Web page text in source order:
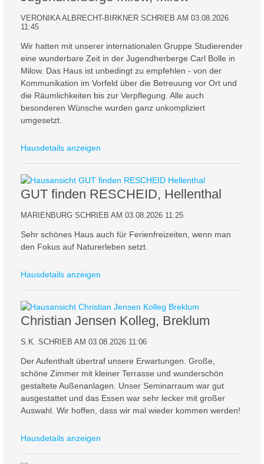
VERONIKA ALBRECHT-BIRKNER SCHRIEB AM 03.08.2026
11:45
Wir hatten mit unserer internationalen Gruppe Studierender
eine wunderbare Zeit in der Jugendherberge Carl Bolle in
Milow. Das Haus ist unbedingt zu empfehlen - von der
Kommunikation im Vorfeld über die Betreuung vor Ort und
die Räumlichkeiten bis zur Verpflegung. Alle auch
besonderen Wünsche wurden ganz unkompliziert
umgesetzt.
Hausdetails anzeigen
GUT finden RESCHEID, Hellenthal
MARIENBURG SCHRIEB AM 03.08.2026 11:25
Sehr schönes Haus auch für Ferienfreizeiten, wenn man
den Fokus auf Naturerleben setzt.
Hausdetails anzeigen
Christian Jensen Kolleg, Breklum
S.K. SCHRIEB AM 03.08.2026 11:06
Der Aufenthalt übertraf unsere Erwartungen. Große,
schöne Zimmer mit kleiner Terrasse und wunderschön
gestaltete Außenanlagen. Unser Seminarraum war gut
ausgestattet und das Essen war sehr lecker mit großer
Auswahl. Wir hoffen, dass wir mal wieder kommen werden!
Hausdetails anzeigen